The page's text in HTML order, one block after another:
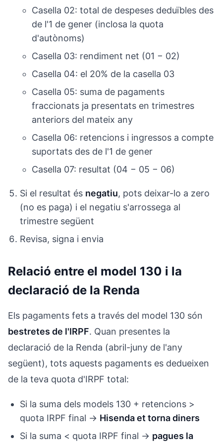
Casella 02: total de despeses deduïbles des
de l'1 de gener (inclosa la quota
d'autònoms)
Casella 03: rendiment net (01 − 02)
Casella 04: el 20% de la casella 03
Casella 05: suma de pagaments
fraccionats ja presentats en trimestres
anteriors del mateix any
Casella 06: retencions i ingressos a compte
suportats des de l'1 de gener
Casella 07: resultat (04 − 05 − 06)
Si el resultat és negatiu, pots deixar-lo a zero
(no es paga) i el negatiu s'arrossega al
trimestre següent
Revisa, signa i envia
Relació entre el model 130 i la
declaració de la Renda
Els pagaments fets a través del model 130 són
bestretes de l'IRPF. Quan presentes la
declaració de la Renda (abril-juny de l'any
següent), tots aquests pagaments es dedueixen
de la teva quota d'IRPF total:
Si la suma dels models 130 + retencions >
quota IRPF final → Hisenda et torna diners
Si la suma < quota IRPF final → pagues la